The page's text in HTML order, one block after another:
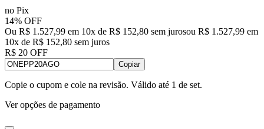
no Pix
14% OFF
Ou R$ 1.527,99 em 10x de R$ 152,80 sem jurosou R$ 1.527,99 em
10x de R$ 152,80 sem juros
R$ 20 OFF
Copiar
Copie o cupom e cole na revisão. Válido até 1 de set.
Ver opções de pagamento